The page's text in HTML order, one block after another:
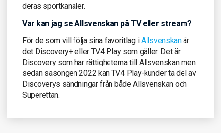
deras sportkanaler.
Var kan jag se Allsvenskan på TV eller stream?
För de som vill följa sina favoritlag iAllsvenskanär
det Discovery+ eller TV4 Play som gäller. Det är
Discovery som har rättigheterna till Allsvenskan men
sedan säsongen 2022 kan TV4 Play-kunder ta del av
Discoverys sändningar från både Allsvenskan och
Superettan.